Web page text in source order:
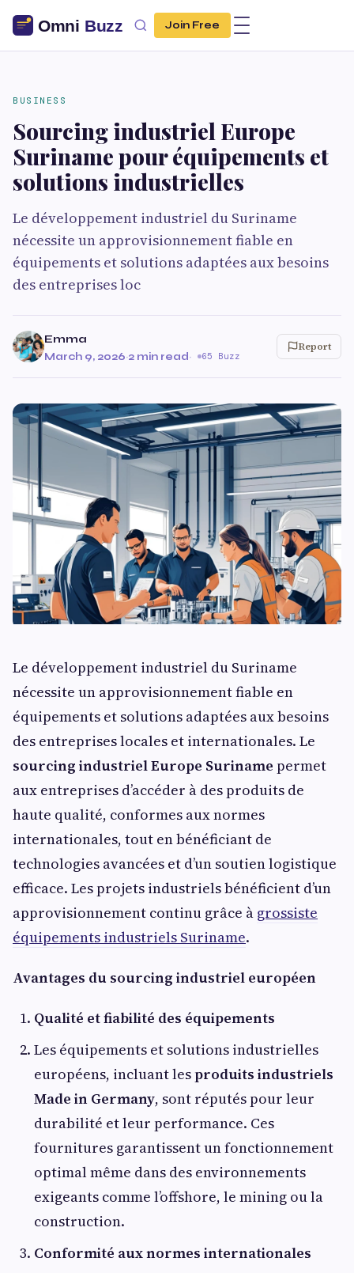
Join Free
BUSINESS
Sourcing industriel Europe
Suriname pour équipements et
solutions industrielles
Le développement industriel du Suriname
nécessite un approvisionnement fiable en
équipements et solutions adaptées aux besoins
des entreprises loc
Emma
March 9, 2026·2 min read· 65 Buzz
Report
Le développement industriel du Suriname
nécessite un approvisionnement fiable en
équipements et solutions adaptées aux besoins
des entreprises locales et internationales. Le
sourcing industriel Europe Suriname permet
aux entreprises d’accéder à des produits de
haute qualité, conformes aux normes
internationales, tout en bénéficiant de
technologies avancées et d’un soutien logistique
efficace. Les projets industriels bénéficient d’un
approvisionnement continu grâce à grossiste
équipements industriels Suriname.
Avantages du sourcing industriel européen
Qualité et fiabilité des équipements
Les équipements et solutions industrielles
européens, incluant lesproduits industriels
Made in Germany, sont réputés pour leur
durabilité et leur performance. Ces
fournitures garantissent un fonctionnement
optimal même dans des environnements
exigeants comme l’offshore, le mining ou la
construction.
Conformité aux normes internationales